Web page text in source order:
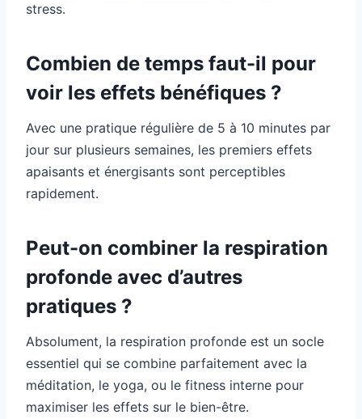
stress.
Combien de temps faut-il pour
voir les effets bénéfiques ?
Avec une pratique régulière de 5 à 10 minutes par
jour sur plusieurs semaines, les premiers effets
apaisants et énergisants sont perceptibles
rapidement.
Peut-on combiner la respiration
profonde avec d’autres
pratiques ?
Absolument, la respiration profonde est un socle
essentiel qui se combine parfaitement avec la
méditation, le yoga, ou le fitness interne pour
maximiser les effets sur le bien-être.